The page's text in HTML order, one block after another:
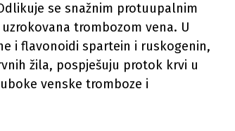
se snažnim protuupalnim
trombozom vena. U
i flavonoidi spartein i ruskogenin,
žila, pospješuju protok krvi u
venske tromboze i